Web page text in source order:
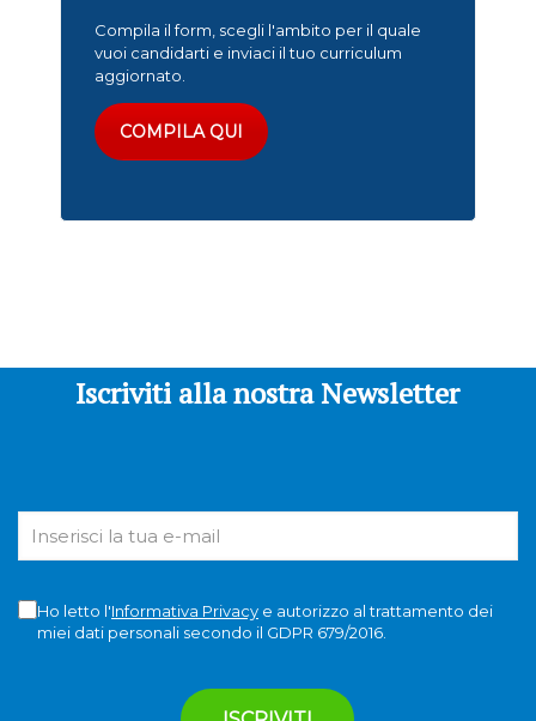
Compila il form, scegli l'ambito per il quale
vuoi candidarti e inviaci il tuo curriculum
aggiornato.
COMPILA QUI
Iscriviti alla nostra Newsletter
Ho letto l'Informativa Privacye autorizzo al trattamento dei
miei dati personali secondo il GDPR 679/2016.